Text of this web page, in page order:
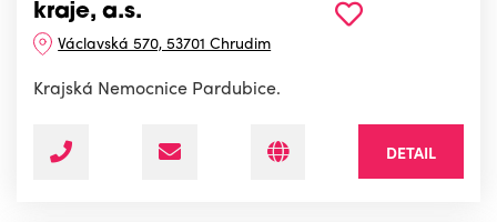
kraje, a.s.
Václavská 570, 53701 Chrudim
Krajská Nemocnice Pardubice.
DETAIL